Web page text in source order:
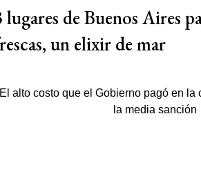
lugares de Buenos Aires
un elixir de mar